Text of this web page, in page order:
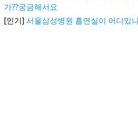
가??궁금해서요
[인기] 서울삼성병원 흡연실이 어디있